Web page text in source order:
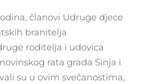
članovi Udruge djece
branitelja
roditelja i udovica
rata grada Sinja i
su u ovim svečanostima,